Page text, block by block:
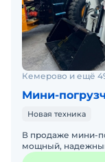
Кемерово и ещё
Мини-
Новая техника
В продаже мини-
мощный,
стройке, в